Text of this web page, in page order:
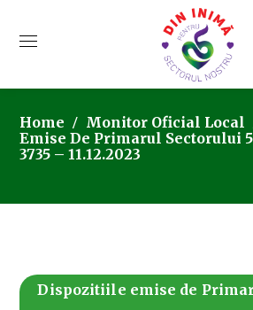
Home Monitor Oficial Local
Emise De Primarul Sectorului 5
3735 – 11.12.2023
Dispozitiile emise de